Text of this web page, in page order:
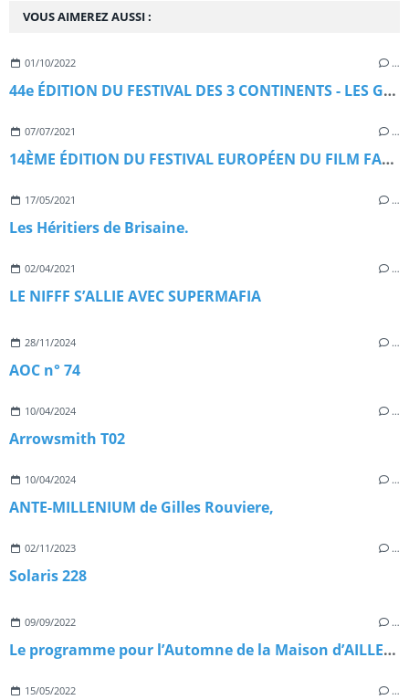
VOUS AIMEREZ AUSSI :
01/10/2022 …
44e ÉDITION DU FESTIVAL DES 3 CONTINENTS - LES GRANDS RENDEZ-VOUS
07/07/2021 …
14ÈME ÉDITION DU FESTIVAL EUROPÉEN DU FILM FANTASTIQUE DE STRASBOURG
17/05/2021 …
Les Héritiers de Brisaine.
02/04/2021 …
LE NIFFF S’ALLIE AVEC SUPERMAFIA
28/11/2024 …
AOC n° 74
10/04/2024 …
Arrowsmith T02
10/04/2024 …
ANTE-MILLENIUM de Gilles Rouviere,
02/11/2023 …
Solaris 228
09/09/2022 …
Le programme pour l’Automne de la Maison d’AILLEURS (YVERDON SUISSE)
15/05/2022 …